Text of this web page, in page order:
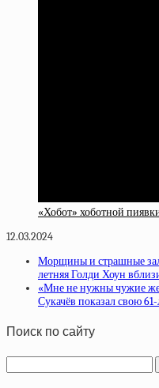
«Хобот» хоботной
12.03.2024
Морщины и страшные
летняя Голди Хоун
«Мне не нужны чужие
Сукачёв показал свою
Поиск по сайту